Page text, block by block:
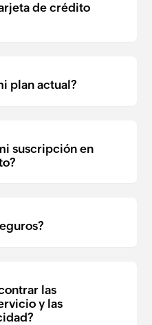
de crédito
plan actual?
suscripción en
las
y las